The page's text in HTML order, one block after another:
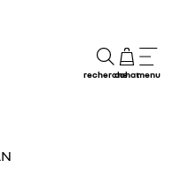
rechercheachatmenu